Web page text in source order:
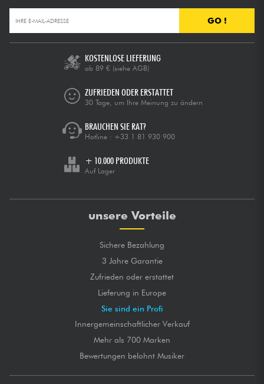
GO !
KOSTENLOSE LIEFERUNG
ab 89 € (siehe AGB)
ZUFRIEDEN ODER ERSTATTET
30 Tage, um Ihre Meinung zu ändern
BRAUCHEN SIE RAT?
Hotline : +33 1 81 930 900
+ 10.000 PRODUKTE
Auf Lager
unsere Vorteile
Sichere Bezahlung
3 Jahre Garantie
Zufrieden oder erstattet
Lieferung in Europe
Sie sind ein Profi
Innergemeinschaftlicher Verkauf
Mehr als 700 Marken
Bewertungen belohnt Musiker